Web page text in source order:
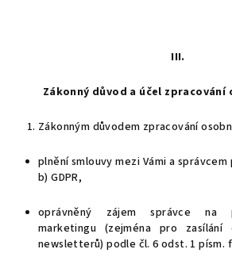
III.
Zákonný důvod a účel zpracování
Zákonným důvodem zpracování
plnění smlouvy mezi Vámi a
b) GDPR,
oprávněný zájem správce na
marketingu (zejména pro zasílání
newsletterů) podle čl. 6 odst. 1 písm.